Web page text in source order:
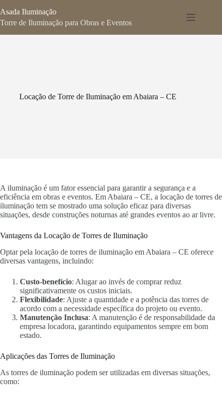
para
o
Asada Iluminação
Torre de Iluminação para Obras e Eventos
Locação de Torre de Iluminação em Abaiara – CE
A iluminação é um fator essencial para garantir a segurança e a
eficiência em obras e eventos. Em Abaiara – CE, a locação de torres de
iluminação tem se mostrado uma solução eficaz para diversas
situações, desde construções noturnas até grandes eventos ao ar livre.
Vantagens da Locação de Torres de Iluminação
Optar pela locação de torres de iluminação em Abaiara – CE oferece
diversas vantagens, incluindo:
Custo-benefício: Alugar ao invés de comprar reduz
significativamente os custos iniciais.
Flexibilidade: Ajuste a quantidade e a potência das torres de
acordo com a necessidade específica do projeto ou evento.
Manutenção Inclusa: A manutenção é de responsabilidade da
empresa locadora, garantindo equipamentos sempre em bom
estado.
Aplicações das Torres de Iluminação
As torres de iluminação podem ser utilizadas em diversas situações,
como: